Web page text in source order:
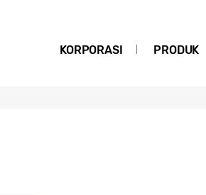
KORPORASI PRODUK